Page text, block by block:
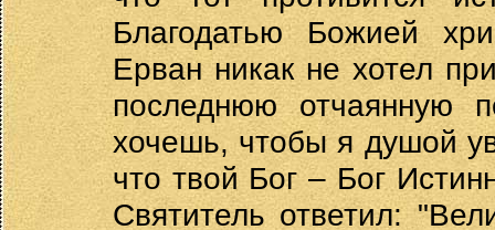
Благодатью Божией
Ерван никак не хотел
последнюю отчаянную
хочешь, чтобы я душой
что твой Бог – Бог
Святитель ответил: